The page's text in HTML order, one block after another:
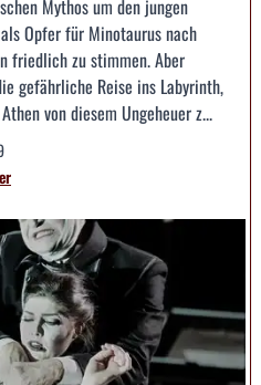
Mythos um den jungen
Opfer für Minotaurus nach
friedlich zu stimmen. Aber
gefährliche Reise ins Labyrinth,
von diesem Ungeheuer z...